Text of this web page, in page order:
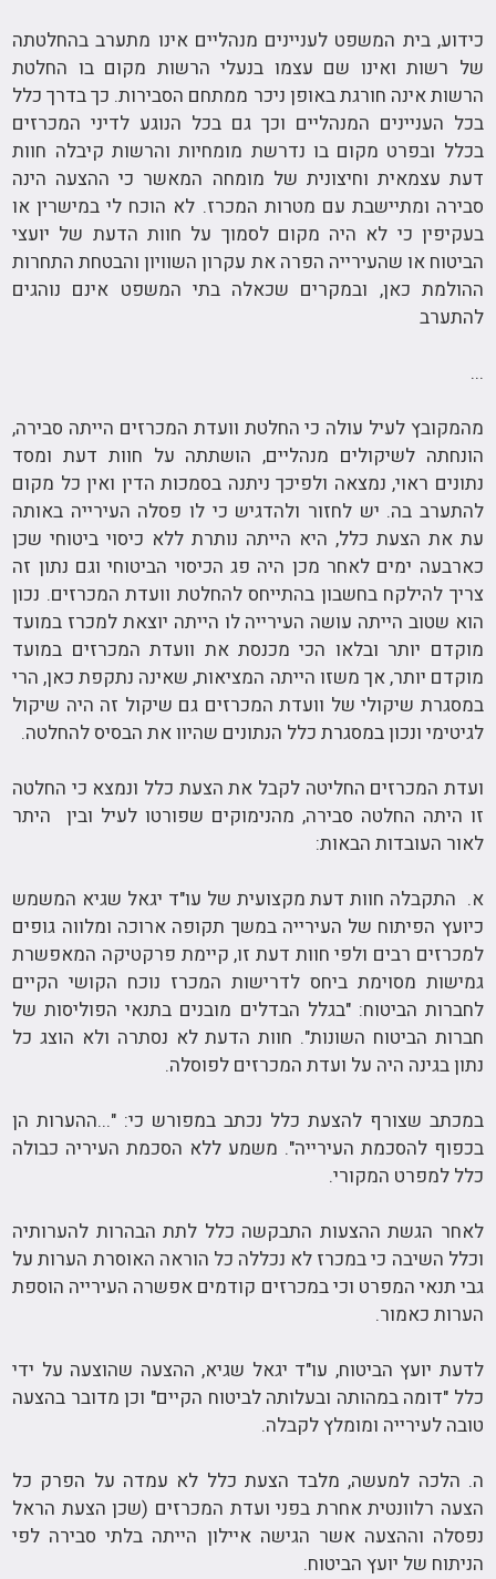
כידוע, בית המשפט לעניינים מנהליים אינו מתערב בהחלטתה
של רשות ואינו שם עצמו בנעלי הרשות מקום בו החלטת
הרשות אינה חורגת באופן ניכר ממתחם הסבירות. כך בדרך כלל
בכל העניינים המנהליים וכך גם בכל הנוגע לדיני המכרזים
בכלל ובפרט מקום בו נדרשת מומחיות והרשות קיבלה חוות
דעת עצמאית וחיצונית של מומחה המאשר כי ההצעה הינה
סבירה ומתיישבת עם מטרות המכרז. לא הוכח לי במישרין או
בעקיפין כי לא היה מקום לסמוך על חוות הדעת של יועצי
הביטוח או שהעירייה הפרה את עקרון השוויון והבטחת התחרות
ההולמת כאן, ובמקרים שכאלה בתי המשפט אינם נוהגים
להתערב
...
מהמקובץ לעיל עולה כי החלטת וועדת המכרזים הייתה סבירה,
הונחתה לשיקולים מנהליים, הושתתה על חוות דעת ומסד
נתונים ראוי, נמצאה ולפיכך ניתנה בסמכות הדין ואין כל מקום
להתערב בה. יש לחזור ולהדגיש כי לו פסלה העירייה באותה
עת את הצעת כלל, היא הייתה נותרת ללא כיסוי ביטוחי שכן
כארבעה ימים לאחר מכן היה פג הכיסוי הביטוחי וגם נתון זה
צריך להילקח בחשבון בהתייחס להחלטת וועדת המכרזים. נכון
הוא שטוב הייתה עושה העירייה לו הייתה יוצאת למכרז במועד
מוקדם יותר ובלאו הכי מכנסת את וועדת המכרזים במועד
מוקדם יותר, אך משזו הייתה המציאות, שאינה נתקפת כאן, הרי
במסגרת שיקולי של וועדת המכרזים גם שיקול זה היה שיקול
לגיטימי ונכון במסגרת כלל הנתונים שהיוו את הבסיס להחלטה.
ועדת המכרזים החליטה לקבל את הצעת כלל ונמצא כי החלטה
זו היתה החלטה סבירה, מהנימוקים שפורטו לעיל ובין היתר
לאור העובדות הבאות:
א. התקבלה חוות דעת מקצועית של עו"ד יגאל שגיא המשמש
כיועץ הפיתוח של העירייה במשך תקופה ארוכה ומלווה גופים
למכרזים רבים ולפי חוות דעת זו, קיימת פרקטיקה המאפשרת
גמישות מסוימת ביחס לדרישות המכרז נוכח הקושי הקיים
לחברות הביטוח: "בגלל הבדלים מובנים בתנאי הפוליסות של
חברות הביטוח השונות". חוות הדעת לא נסתרה ולא הוצג כל
נתון בגינה היה על ועדת המכרזים לפוסלה.
במכתב שצורף להצעת כלל נכתב במפורש כי: "...ההערות הן
בכפוף להסכמת העירייה". משמע ללא הסכמת העיריה כבולה
כלל למפרט המקורי.
לאחר הגשת ההצעות התבקשה כלל לתת הבהרות להערותיה
וכלל השיבה כי במכרז לא נכללה כל הוראה האוסרת הערות על
גבי תנאי המפרט וכי במכרזים קודמים אפשרה העירייה הוספת
הערות כאמור.
לדעת יועץ הביטוח, עו"ד יגאל שגיא, ההצעה שהוצעה על ידי
כלל "דומה במהותה ובעלותה לביטוח הקיים" וכן מדובר בהצעה
טובה לעירייה ומומלץ לקבלה.
ה. הלכה למעשה, מלבד הצעת כלל לא עמדה על הפרק כל
הצעה רלוונטית אחרת בפני ועדת המכרזים (שכן הצעת הראל
נפסלה וההצעה אשר הגישה איילון הייתה בלתי סבירה לפי
הניתוח של יועץ הביטוח.